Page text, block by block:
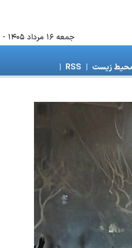
جمعه ۱۶ مرداد ۱۴۰۵ -
زیست |
RSS
|